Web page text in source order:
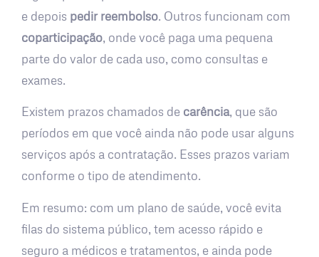
e depois pedir reembolso. Outros funcionam com
coparticipação, onde você paga uma pequena
parte do valor de cada uso, como consultas e
exames.
Existem prazos chamados de carência, que são
períodos em que você ainda não pode usar alguns
serviços após a contratação. Esses prazos variam
conforme o tipo de atendimento.
Em resumo: com um plano de saúde, você evita
filas do sistema público, tem acesso rápido e
seguro a médicos e tratamentos, e ainda pode